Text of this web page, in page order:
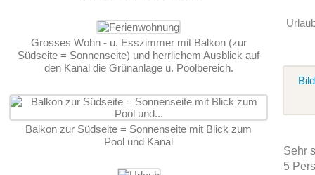
Grosses Wohn - u. Esszimmer mit Balkon (zur
Südseite = Sonnenseite) und herrlichem Ausblick auf
den Kanal die Grünanlage u. Poolbereich.
Balkon zur Südseite = Sonnenseite mit Blick zum
Pool und Kanal
Sehr
5